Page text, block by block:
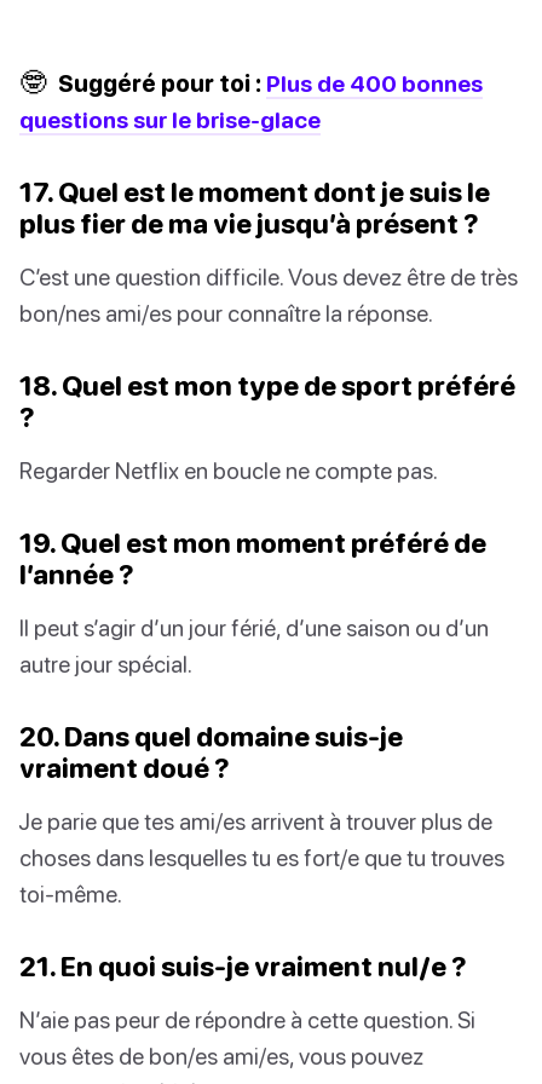
🤓 Suggéré pour toi : Plus de 400 bonnes
questions sur le brise-glace
17. Quel est le moment dont je suis le
plus fier de ma vie jusqu’à présent ?
C’est une question difficile. Vous devez être de très
bon/nes ami/es pour connaître la réponse.
18. Quel est mon type de sport préféré
?
Regarder Netflix en boucle ne compte pas.
19. Quel est mon moment préféré de
l’année ?
Il peut s’agir d’un jour férié, d’une saison ou d’un
autre jour spécial.
20. Dans quel domaine suis-je
vraiment doué ?
Je parie que tes ami/es arrivent à trouver plus de
choses dans lesquelles tu es fort/e que tu trouves
toi-même.
21. En quoi suis-je vraiment nul/e ?
N’aie pas peur de répondre à cette question. Si
vous êtes de bon/es ami/es, vous pouvez